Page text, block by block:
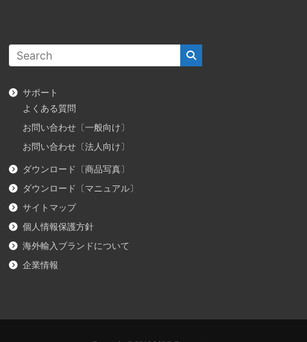
サポート
よくある質問
お問い合わせ〔一般向け〕
お問い合わせ〔法人向け〕
ダウンロード〔商品写真〕
ダウンロード〔マニュアル〕
サイトマップ
個人情報保護方針
海外輸入ブランドについて
企業情報